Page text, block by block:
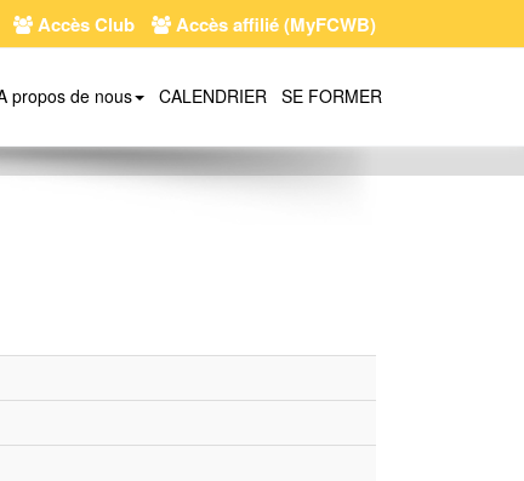
Accès Club Accès affilié (MyFCWB)
propos de nous CALENDRIER SE FORMER